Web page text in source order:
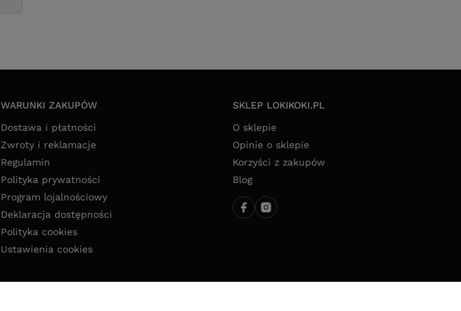
WARUNKI ZAKUPÓW
Dostawa i płatności
Zwroty i reklamacje
Regulamin
Polityka prywatności
Program lojalnościowy
Deklaracja dostępności
Polityka cookies
Ustawienia cookies
SKLEP LOKIKOKI.PL
O sklepie
Opinie o sklepie
Korzyści z zakupów
Blog